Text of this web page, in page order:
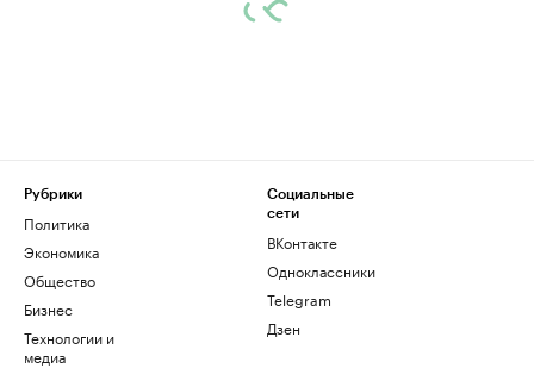
Рубрики
Политика
Экономика
Общество
Бизнес
Технологии и
медиа
Социальные
сети
ВКонтакте
Одноклассники
Telegram
Дзен